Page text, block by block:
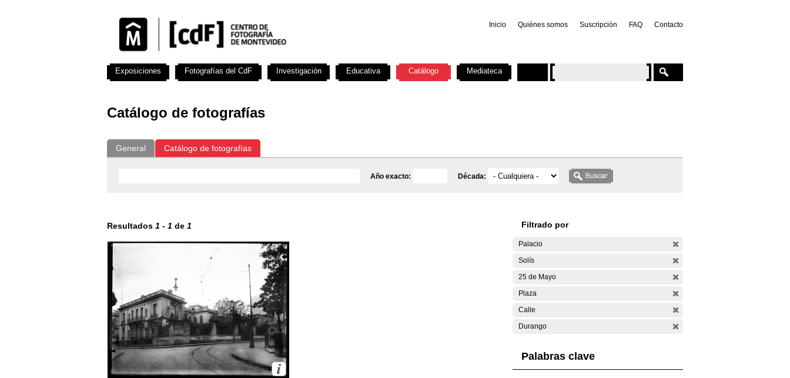
Inicio Quiénes somos Suscripción FAQ Contacto
Catálogo de fotografías
General Catálogo de fotografías
Año exacto: Década:
Resultados 1 - 1 de 1 Filtrado por
Palacio
Solís
25 de Mayo
Plaza
Calle
Durango
Palabras clave
Exposiciones Fotografías del CdF Investigación Educativa Catálogo Mediateca